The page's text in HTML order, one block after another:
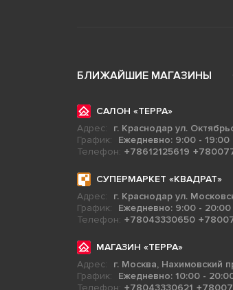
БЛИЖАЙШИЕ МАГАЗИНЫ
САЛОН «ТЕРРА»
Адрес:
г. Краснодар ул.
График:
Ежедневно: 9:00 - 19:00
Телефон: +78612125619
СУПЕРМАРКЕТ «КВАДРАТ»
Адрес:
г. Краснодар ул.
График:
Ежедневно: 9:00 - 20:00
Телефон: +78043330650
МАГАЗИН «ТЕРРА»
Адрес:
г. Москва, Нахимовский
График:
Ежедневно: 10:00 -
Телефон: +78043330621